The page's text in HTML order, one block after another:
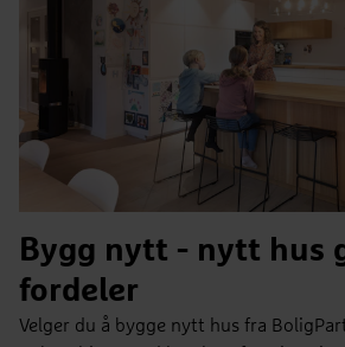
Bygg nytt - nytt hus
fordeler
Velger du å bygge nytt hus fra